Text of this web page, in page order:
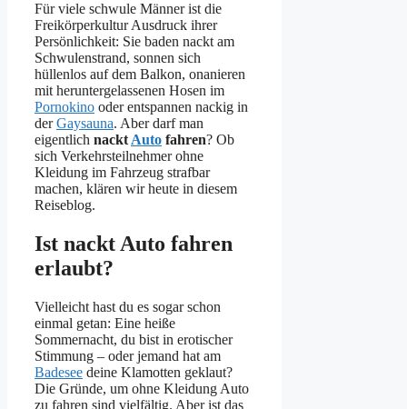
Für viele schwule Männer ist die
Freikörperkultur Ausdruck ihrer
Persönlichkeit: Sie baden nackt am
Schwulenstrand, sonnen sich
hüllenlos auf dem Balkon, onanieren
mit heruntergelassenen Hosen im
Pornokino oder entspannen nackig in
derGaysauna. Aber darf man
eigentlich nackt Auto fahren? Ob
sich Verkehrsteilnehmer ohne
Kleidung im Fahrzeug strafbar
machen, klären wir heute in diesem
Reiseblog.
Ist nackt Auto fahren
erlaubt?
Vielleicht hast du es sogar schon
einmal getan: Eine heiße
Sommernacht, du bist in erotischer
Stimmung – oder jemand hat am
Badesee deine Klamotten geklaut?
Die Gründe, um ohne Kleidung Auto
zu fahren sind vielfältig. Aber ist das